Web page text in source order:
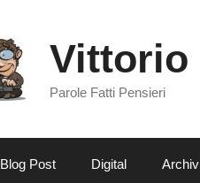
Vittorio
Parole Fatti Pensieri
Blog Post Digital